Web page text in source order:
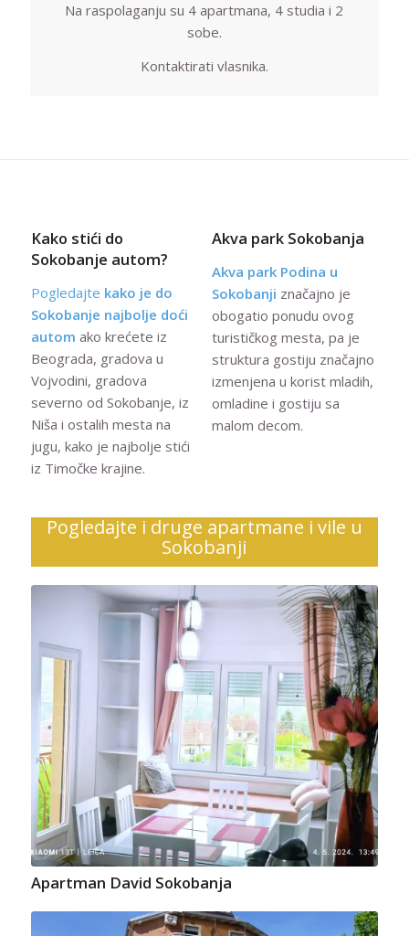
Na raspolaganju su 4 apartmana, 4 studia i 2
sobe.
Kontaktirati vlasnika.
Kako stići do
Sokobanje autom?
Pogledajte kako je do
Sokobanje najbolje doći
autom ako krećete iz
Beograda, gradova u
Vojvodini, gradova
severno od Sokobanje, iz
Niša i ostalih mesta na
jugu, kako je najbolje stići
iz Timočke krajine.
Akva park Sokobanja
Akva park Podina u
Sokobanji značajno je
obogatio ponudu ovog
turističkog mesta, pa je
struktura gostiju značajno
izmenjena u korist mladih,
omladine i gostiju sa
malom decom.
Pogledajte i druge apartmane i vile u
Sokobanji
Apartman David Sokobanja